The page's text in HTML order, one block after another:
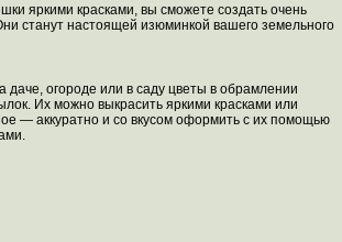
яркими красками, вы сможете создать очень
станут настоящей изюминкой вашего земельного
даче, огороде или в саду цветы в обрамлении
Их можно выкрасить яркими красками или
— аккуратно и со вкусом оформить с их помощью